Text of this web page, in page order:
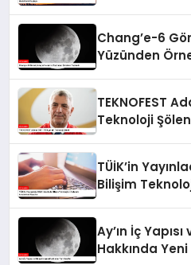
Chang’e-6
Yüzünden
TEKNOFEST
Teknoloji
TÜİK’in
Bilişim
Ay’ın İç
Hakkında